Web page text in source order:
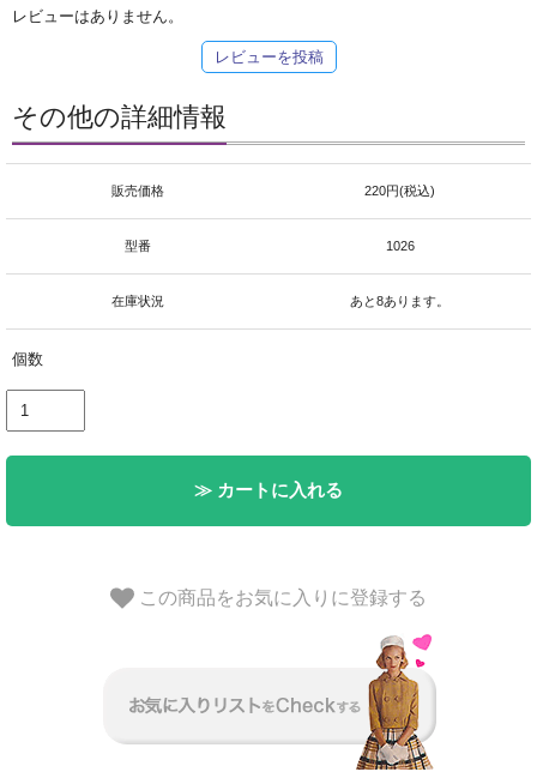
レビューはありません。
レビューを投稿
その他の詳細情報
販売価格 220円(税込)
型番 1026
在庫状況 あと8あります。
個数
≫ カートに入れる
この商品をお気に入りに登録する